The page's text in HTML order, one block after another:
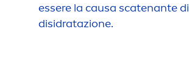
essere la causa scatenante di
disidratazione.